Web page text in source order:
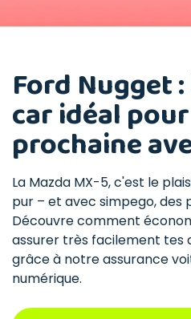
Ford Nugget
car idéal
prochaine
La Mazda MX-5, c'est le
pur – et avec simpego, des
Découvre comment
assurer très facilement tes
grâce à notre assurance
numérique.